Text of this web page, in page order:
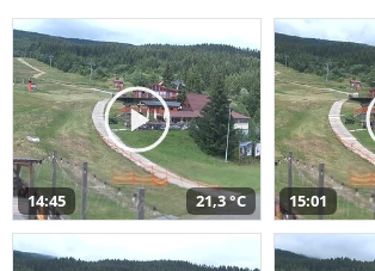
14:45 21,3 °C 15:01